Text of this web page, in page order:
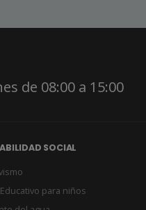
de 08:00 a 15:00
SOCIAL
para niños